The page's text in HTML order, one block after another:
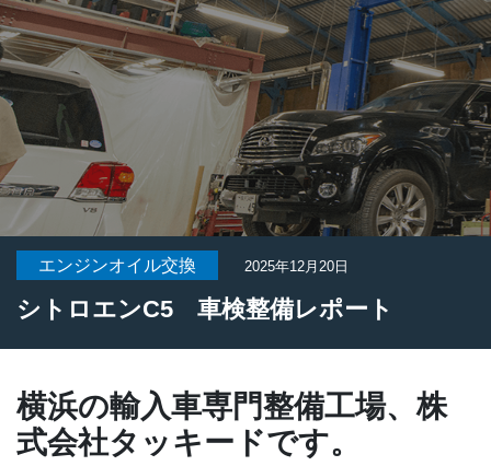
エンジンオイル交換 2025年12月20日
シトロエンC5 車検整備レポート
横浜の輸入車専門整備工場、株
式会社タッキードです。